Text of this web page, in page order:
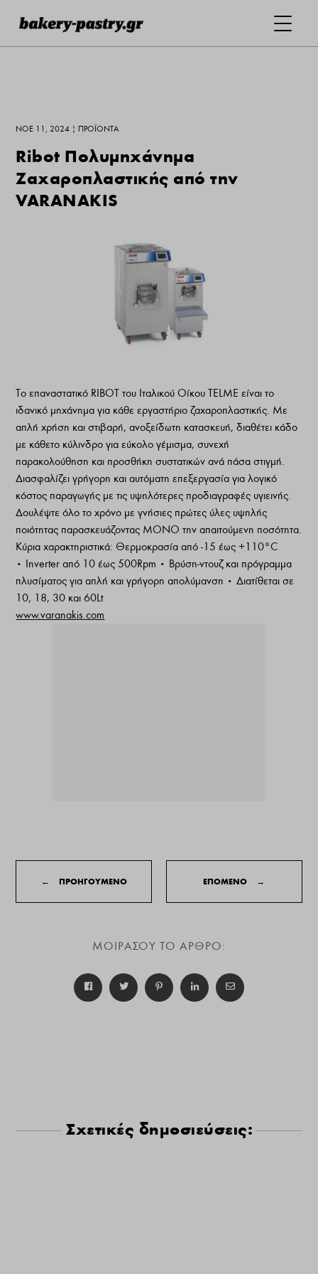
ΝΟΈ 11, 2024 |ΠΡΟΪΌΝΤΑ
Ribot Πολυμηχάνημα
Ζαχαροπλαστικής από την
VARANAKIS
Το επαναστατικό RIBOT του Ιταλικού Οίκου TELME είναι το
ιδανικό μηχάνημα για κάθε εργαστήριο ζαχαροπλαστικής. Με
απλή χρήση και στιβαρή, ανοξείδωτη κατασκευή, διαθέτει κάδο
με κάθετο κύλινδρο για εύκολο γέμισμα, συνεχή
παρακολούθηση και προσθήκη συστατικών ανά πάσα στιγμή.
Διασφαλίζει γρήγορη και αυτόματη επεξεργασία για λογικό
κόστος παραγωγής με τις υψηλότερες προδιαγραφές υγιεινής.
Δουλέψτε όλο το χρόνο με γνήσιες πρώτες ύλες υψηλής
ποιότητας παρασκευάζοντας ΜΟΝΟ την απαιτούμενη ποσότητα.
Κύρια χαρακτηριστικά: Θερμοκρασία από -15 έως +110°C
• Inverter από 10 έως 500Rpm • Βρύση-ντουζ και πρόγραμμα
πλυσίματος για απλή και γρήγορη απολύμανση • Διατίθεται σε
10, 18, 30 και 60Lt
www.varanakis.com
← ΠΡΟΗΓΟΥΜΕΝΟ ΕΠΟΜΕΝΟ →
ΜΟΙΡΑΣΟΥ ΤΟ ΑΡΘΡΟ:
Σχετικές δημοσιεύσεις: